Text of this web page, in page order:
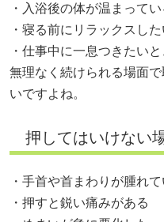
・入浴後の体が温まってい
・寝る前にリラックスした
・仕事中に一息つきたいと
無理なく続けられる場面
いですよね。
押してはいけない
・手首や首まわりが腫れて
・押すと鋭い痛みがある